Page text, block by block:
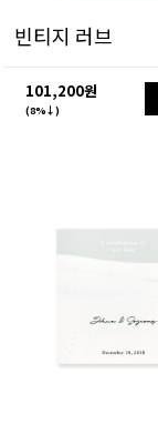
빈티지 러브
101,200원
(8%↓)